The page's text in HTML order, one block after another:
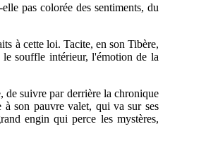
pas colorée des sentiments, du
à cette loi. Tacite, en son Tibère,
souffle intérieur, l'émotion de la
de suivre par derrière la chronique
son pauvre valet, qui va sur ses
engin qui perce les mystères,